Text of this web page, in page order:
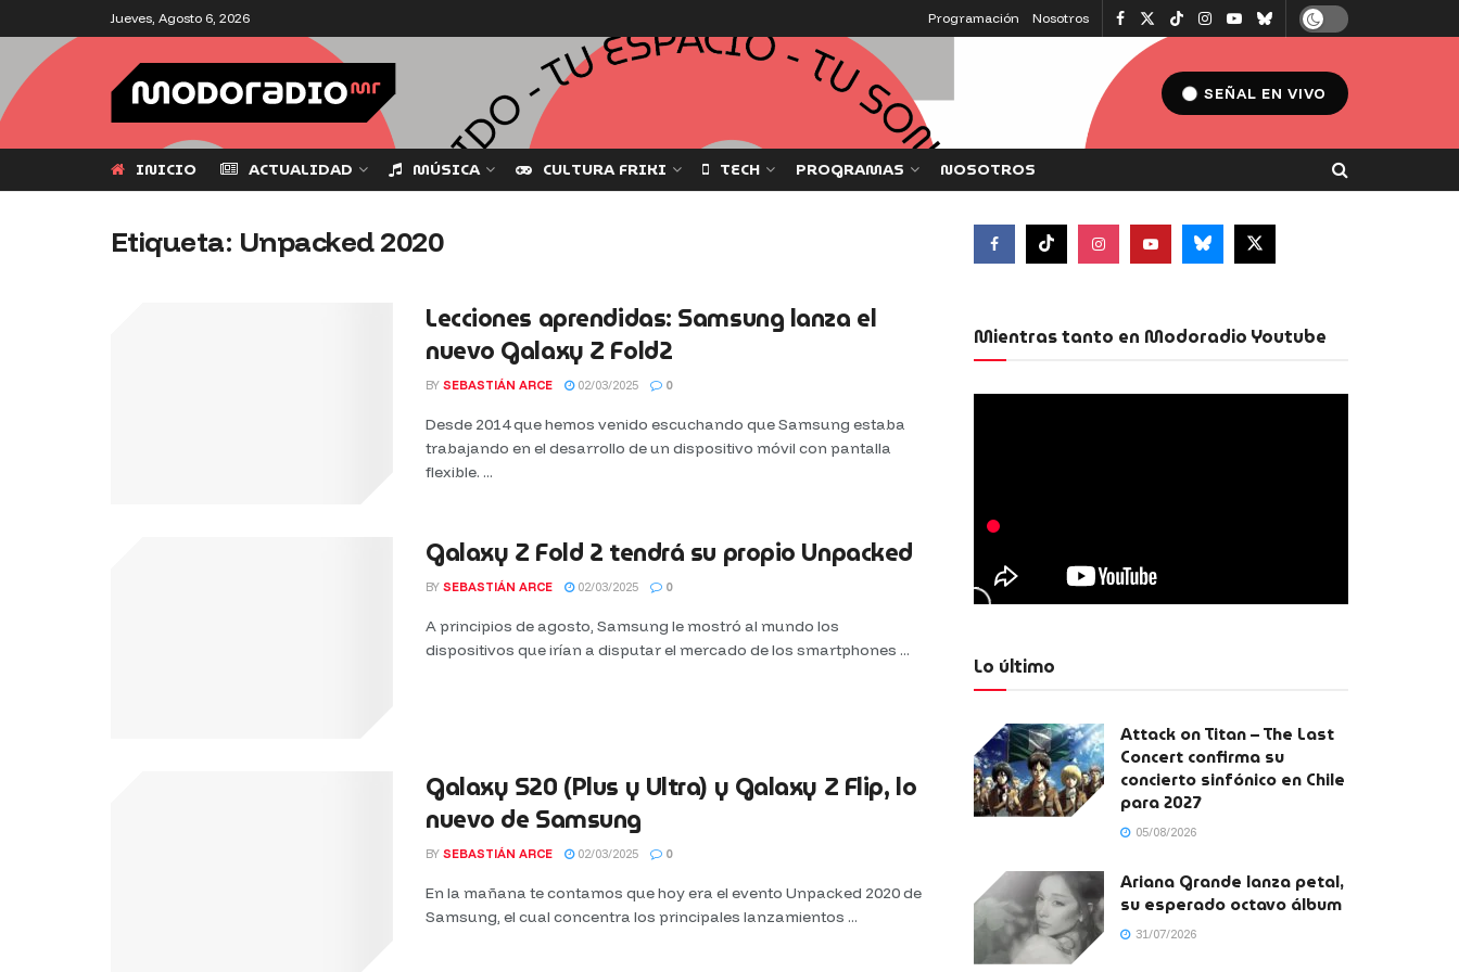
Jueves, Agosto 6, 2026 Programación Nosotros
SEÑAL EN VIVO
INICIO ACTUALIDAD MÚSICA CULTURA FRIKI TECH PROGRAMAS NOSOTROS
Etiqueta: Unpacked 2020
Lecciones aprendidas: Samsung lanza el
nuevo Galaxy Z Fold2
BY SEBASTIÁN ARCE 02/03/2025 0
Desde 2014 que hemos venido escuchando que Samsung estaba
trabajando en el desarrollo de un dispositivo móvil con pantalla
flexible. ...
Galaxy Z Fold 2 tendrá su propio Unpacked
BY SEBASTIÁN ARCE 02/03/2025 0
A principios de agosto, Samsung le mostró al mundo los
dispositivos que irían a disputar el mercado de los smartphones ...
Galaxy S20 (Plus y Ultra) y Galaxy Z Flip, lo
nuevo de Samsung
BY SEBASTIÁN ARCE 02/03/2025 0
En la mañana te contamos que hoy era el evento Unpacked 2020 de
Samsung, el cual concentra los principales lanzamientos ...
Mientras tanto en Modoradio Youtube
Lo último
Attack on Titan – The Last
Concert confirma su
concierto sinfónico en Chile
para 2027
05/08/2026
Ariana Grande lanza petal,
su esperado octavo álbum
31/07/2026